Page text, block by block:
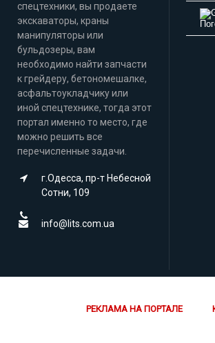
спецтехники, вы продаете
экскаваторы, краны
манипуляторы или
бульдозеры, вам
необходимо найти запчасти
к грейдеру, бетономешалке,
асфальтоукладчику или
иной спецтехнике, тогда этот
портал именно то место, где
можно решить все
перечисленные задачи.
г.Одесса, пр-т Небесной
Сотни, 109
info@lits.com.ua
РЕКЛАМА НА ПОРТАЛЕ